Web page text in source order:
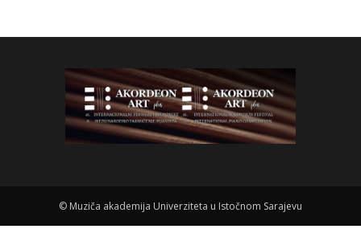
plus
© Muziča akademija Univerziteta u Istočnom Sarajevu